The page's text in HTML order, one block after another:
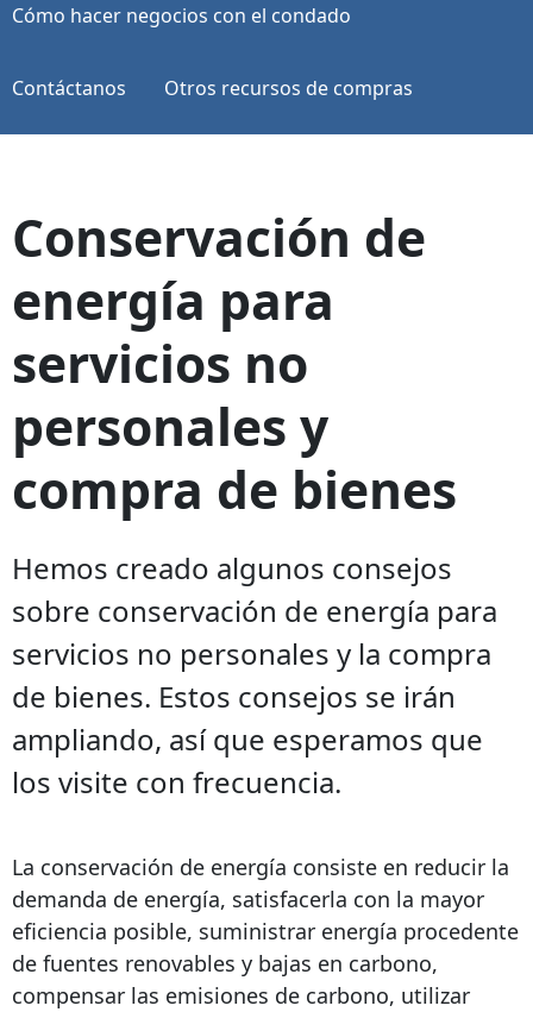
Cómo hacer negocios con el condado
Contáctanos Otros recursos de compras
Conservación de
energía para
servicios no
personales y
compra de bienes
Hemos creado algunos consejos
sobre conservación de energía para
servicios no personales y la compra
de bienes. Estos consejos se irán
ampliando, así que esperamos que
los visite con frecuencia.
La conservación de energía consiste en reducir la
demanda de energía, satisfacerla con la mayor
eficiencia posible, suministrar energía procedente
de fuentes renovables y bajas en carbono,
compensar las emisiones de carbono, utilizar